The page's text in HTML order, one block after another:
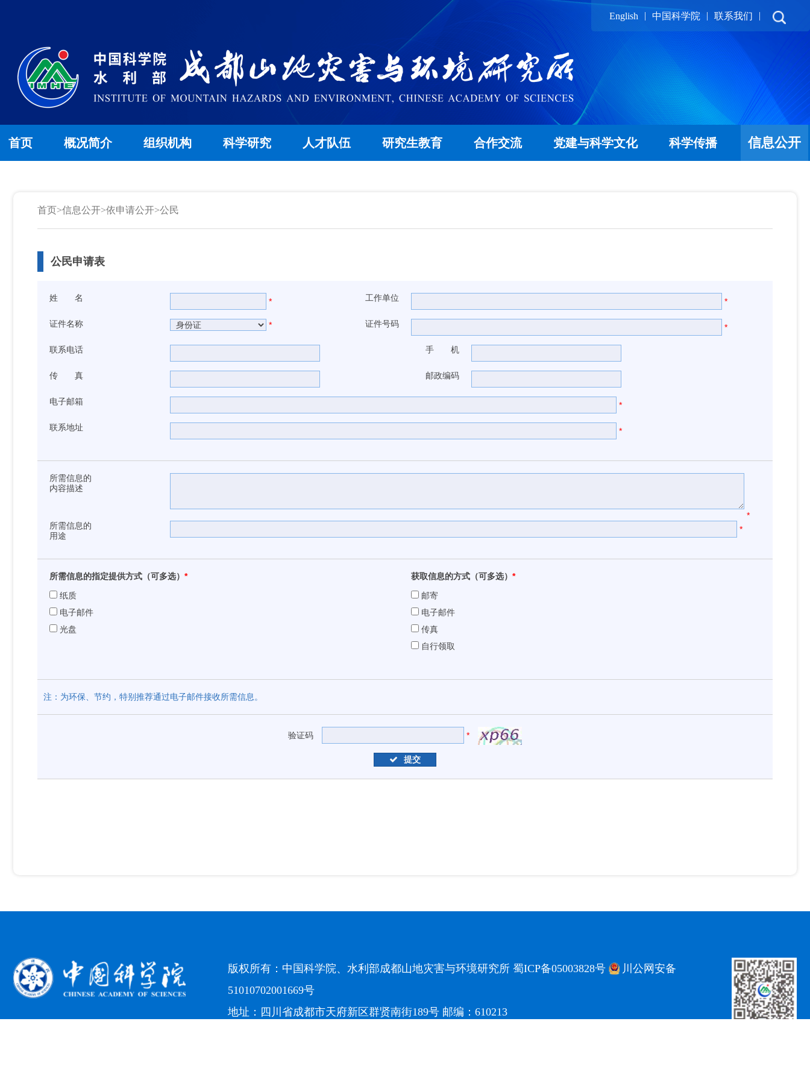
English | 中国科学院 | 联系我们 |
首页 概况简介 组织机构 科学研究 人才队伍 研究生教育 合作交流 党建与科学文化 科学传播 信息公开
首页>信息公开>依申请公开>公民
公民申请表
姓 名 * 工作单位 *
证件名称 * 证件号码 *
联系电话 手 机
传 真 邮政编码
电子邮箱 *
联系地址 *
所需信息的
内容描述
*
所需信息的
用途
*
所需信息的指定提供方式（可多选） *
纸质
电子邮件
光盘
获取信息的方式（可多选） *
邮寄
电子邮件
传真
自行领取
注：为环保、节约，特别推荐通过电子邮件接收所需信息。
验证码 *
提交
版权所有：中国科学院、水利部成都山地灾害与环境研究所 蜀ICP备05003828号
川公网安备
51010702001669号
地址：四川省成都市天府新区群贤南街189号 邮编：610213